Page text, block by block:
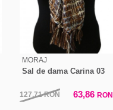
MORAJ
Sal de dama Carina 03
127,71RON 63,86 RON